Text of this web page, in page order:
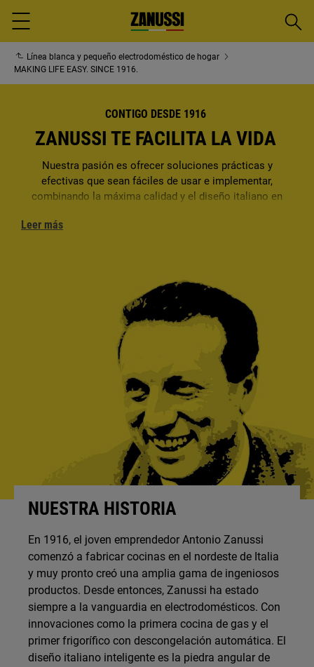
Menu
Línea blanca y pequeño electrodoméstico de hogar
MAKING LIFE EASY. SINCE 1916.
CONTIGO DESDE 1916
ZANUSSI TE FACILITA LA VIDA
Nuestra pasión es ofrecer soluciones prácticas y
efectivas que sean fáciles de usar e implementar,
combinando la máxima calidad y el diseño italiano en
Leer más
NUESTRA HISTORIA
En 1916, el joven emprendedor Antonio Zanussi
comenzó a fabricar cocinas en el nordeste de Italia
y muy pronto creó una amplia gama de ingeniosos
productos. Desde entonces, Zanussi ha estado
siempre a la vanguardia en electrodomésticos. Con
innovaciones como la primera cocina de gas y el
primer frigorífico con descongelación automática. El
diseño italiano inteligente es la piedra angular de